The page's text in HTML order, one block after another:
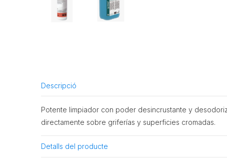
Descripció
Potente limpiador con poder desincrustante y
directamente sobre griferías y superficies cromadas.
Detalls del producte